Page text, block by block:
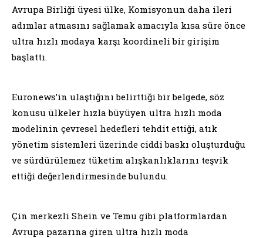
Avrupa Birliği üyesi ülke, Komisyonun daha ileri
adımlar atmasını sağlamak amacıyla kısa süre önce
ultra hızlı modaya karşı koordineli bir girişim
başlattı.
Euronews’in ulaştığını belirttiği bir belgede, söz
konusu ülkeler hızla büyüyen ultra hızlı moda
modelinin çevresel hedefleri tehdit ettiği, atık
yönetim sistemleri üzerinde ciddi baskı oluşturduğu
ve sürdürülemez tüketim alışkanlıklarını teşvik
ettiği değerlendirmesinde bulundu.
Çin merkezli Shein ve Temu gibi platformlardan
Avrupa pazarına giren ultra hızlı moda